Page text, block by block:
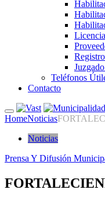
Teléfonos
Contacto
HomeNoticias
Noticias
Prensa Y Difusión